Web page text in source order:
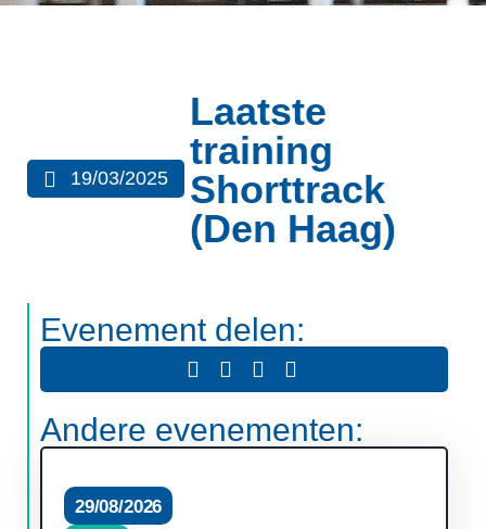
19/03/2025
Laatste
training
Shorttrack
(Den Haag)
Evenement delen:
Andere evenementen:
29/08/2026